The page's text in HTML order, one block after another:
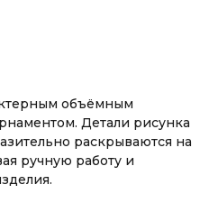
объёмным
Детали рисунка
раскрываются на
ручную работу и